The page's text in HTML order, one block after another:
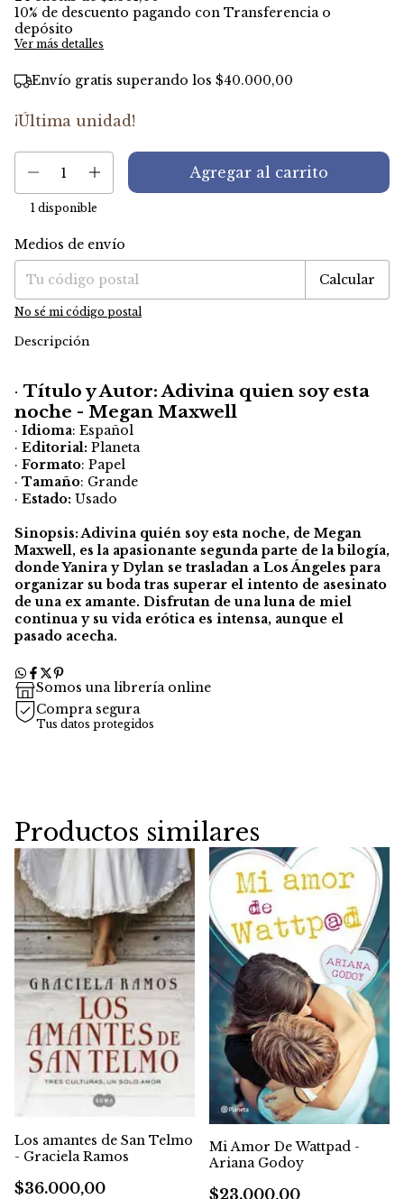
10% de descuento pagando con Transferencia o
depósito
Ver más detalles
Envío gratis superando los $40.000,00
¡Última unidad!
1 disponible
Entregas para el CP:
Medios de envío
Calcular
No sé mi código postal
Descripción
· Título y Autor: Adivina quien soy esta
noche - Megan Maxwell
· Idioma: Español
· Editorial: Planeta
· Formato: Papel
· Tamaño: Grande
· Estado: Usado
Sinopsis: Adivina quién soy esta noche, de Megan
Maxwell, es la apasionante segunda parte de la bilogía,
donde Yanira y Dylan se trasladan a Los Ángeles para
organizar su boda tras superar el intento de asesinato
de una ex amante. Disfrutan de una luna de miel
continua y su vida erótica es intensa, aunque el
pasado acecha.
Somos una librería online
Compra segura
Tus datos protegidos
Productos similares
Los amantes de San Telmo
- Graciela Ramos
$36.000,00
Mi Amor De Wattpad -
Ariana Godoy
$23.000,00